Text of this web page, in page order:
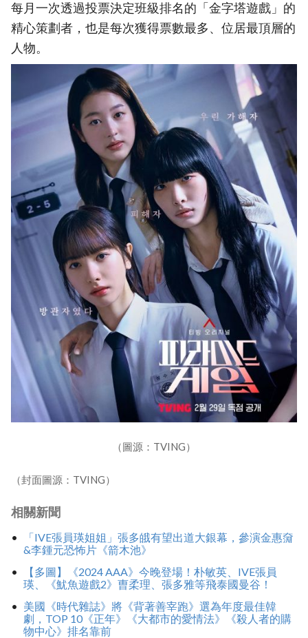
每月一次透過投票決定班級排名的「金字塔遊戲」的
精心策劃者，也是每次獲得票數最多、位居最頂層的
人物。
（圖源：TVING）
（封面圖源：TVING）
相關新聞
「IVE張員瑛姐姐」張多皒有望出道大銀幕，參演金惠奫
&李鍾元恐怖片《箭木池》
【多圖】《2024 AAA》今晚登場！朴敏英、IVE張員
瑛、《魷魚遊戲2》曺柔理、張多雅等飛泰國曼谷！
美國《時代雜誌》將《背著善宰跑》選為年度最佳韓
劇，TOP 10《正年》《大都市的愛情法》《殺人者的購
物中心》排名靠前